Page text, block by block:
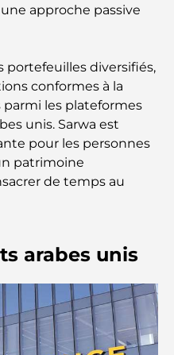
enfants à Dubaï : un
hôteliers balnéaires de
de luxe
pour des moments
séjour à Dubaï : Hôtels
un déjeuner d'affaires
les plus chères au
approche passive
portefeuilles diversifiés,
conformes à la
les plateformes
unis. Sarwa est
pour les personnes
patrimoine
de temps au
arabes unis